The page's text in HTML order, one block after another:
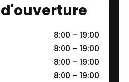
8:00 – 19:00
8:00 – 19:00
8:00 – 19:00
8:00 – 19:00